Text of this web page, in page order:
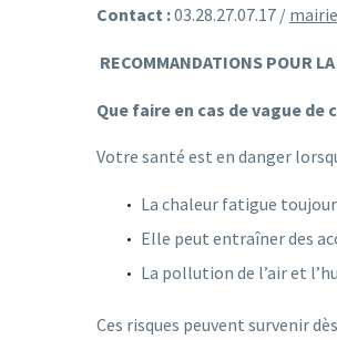
Contact :03.28.27.07.17 /
RECOMMANDATIONS POUR
Que faire en cas de vague de
Votre santé est en danger
La chaleur fatigue
Elle peut entraîner des
La pollution de l’air et
Ces risques peuvent survenir